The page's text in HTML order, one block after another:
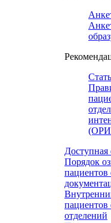
Доступная
Порядок
пациентов
пациентов
отделений